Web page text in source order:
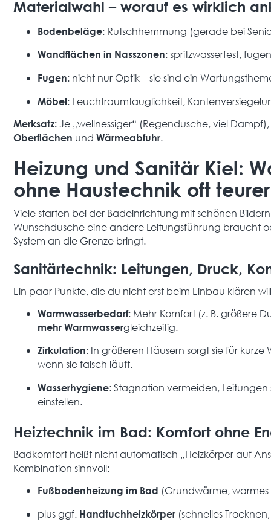
Materialwahl – worauf es wirklich
Bodenbeläge: Rutschhemmung (gerade bei
Wandflächen in Nasszonen: spritzwasserfest,
Fugen: nicht nur Optik – sie sind ein
Möbel: Feuchtraumtauglichkeit,
Merksatz: Je „wellnessiger“ (Regendusche, viel
Oberflächen undWärmeabfuhr.
Heizung und Sanitär Kiel:
ohne Haustechnik oft
Viele starten bei der Badeinrichtung mit schönen
Wunschdusche eine andere Leitungsführung braucht
System an die Grenze bringt.
Sanitärtechnik: Leitungen, Druck,
Ein paar Punkte, die du nicht erst beim Einbau klären
Warmwasserbedarf: Mehr Komfort (z. B. größere
mehr Warmwassergleichzeitig.
Zirkulation: In größeren Häusern sorgt sie für
wenn sie falsch läuft.
Wasserhygiene: Stagnation vermeiden,
einstellen.
Heiztechnik im Bad: Komfort ohne
Badkomfort heißt nicht automatisch „Heizkörper auf
Kombination sinnvoll:
Fußbodenheizung im Bad (Grundwärme,
plus ggf. Handtuchheizkörper (schnelles